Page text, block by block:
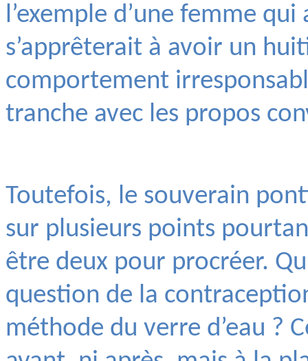
l’exemple d’une femme
s’apprêterait à avoir un
comportement
tranche avec les propos
Toutefois, le souverain
sur plusieurs points
être deux pour procréer.
question de la
méthode du verre d’eau ?